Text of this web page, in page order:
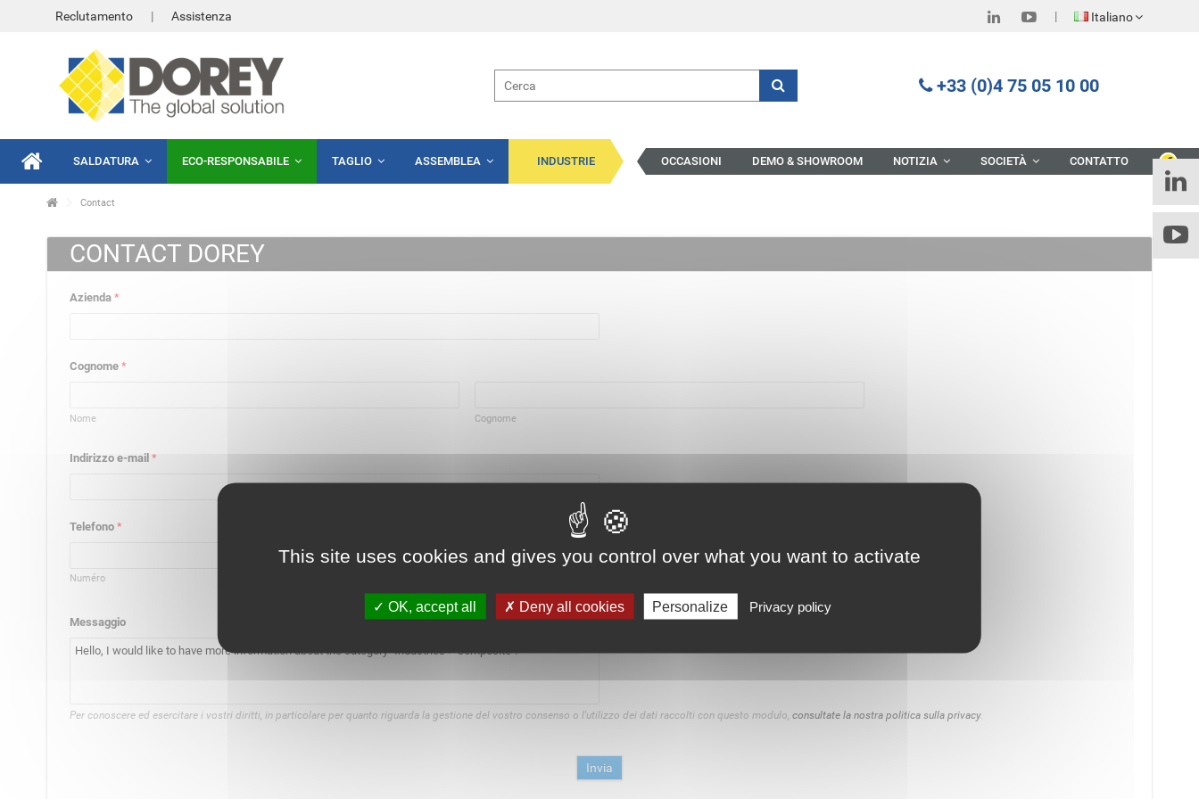
Italiano
Reclutamento Assistenza
+33 (0)4 75 05 10 00
SALDATURA ECO-RESPONSABILE TAGLIO ASSEMBLEA INDUSTRIE OCCASIONI DEMO & SHOWROOM NOTIZIA SOCIETÀ CONTATTO
Contact
CONTACT DOREY
Azienda *
Cognome *
Nome Cognome
Indirizzo e-mail *
Telefono *
Numéro
Messaggio
Per conoscere ed esercitare i vostri diritti, in particolare per quanto riguarda la gestione del vostro consenso o l'utilizzo dei dati raccolti con questo modulo, consultate la nostra politica sulla privacy.
Invia
This site uses cookies and gives you control over what you want to activate
OK, accept all Deny all cookies Personalize Privacy policy